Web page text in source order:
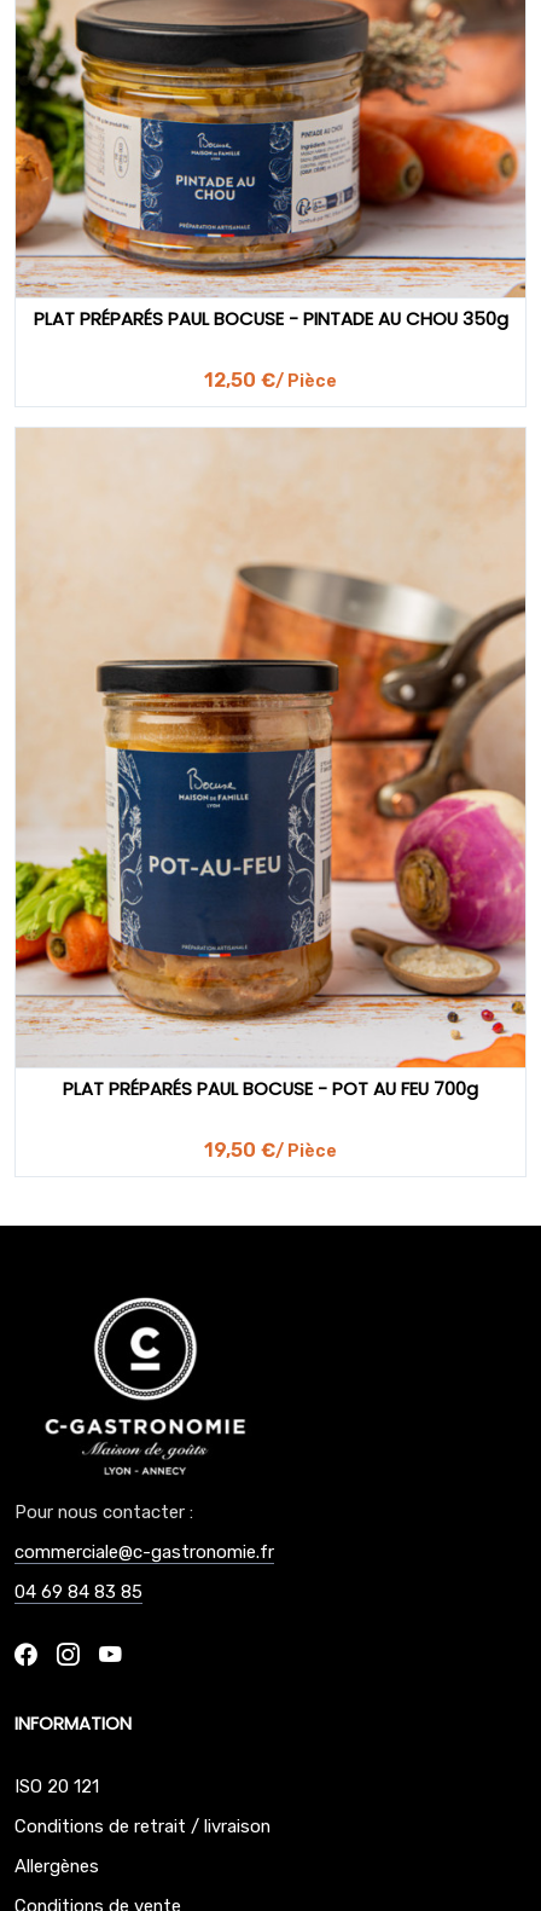
PLAT PRÉPARÉS PAUL BOCUSE - PINTADE AU CHOU 350g
12,50 €/ Pièce
PLAT PRÉPARÉS PAUL BOCUSE - POT AU FEU 700g
19,50 €/ Pièce
Pour nous contacter :
commerciale@c-gastronomie.fr
04 69 84 83 85
INFORMATION
ISO 20 121
Conditions de retrait / livraison
Allergènes
Conditions de vente